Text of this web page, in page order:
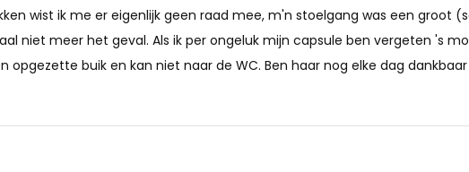
agent: magnesium stearate,
wist ik me er eigenlijk geen raad mee, m'n stoelgang was een groot
niet meer het geval. Als ik per ongeluk mijn capsule ben vergeten 's
opgezette buik en kan niet naar de WC. Ben haar nog elke dag